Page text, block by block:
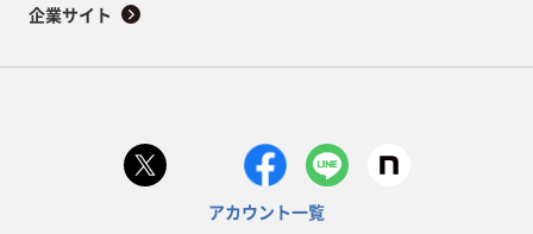
企業サイト
アカウント一覧